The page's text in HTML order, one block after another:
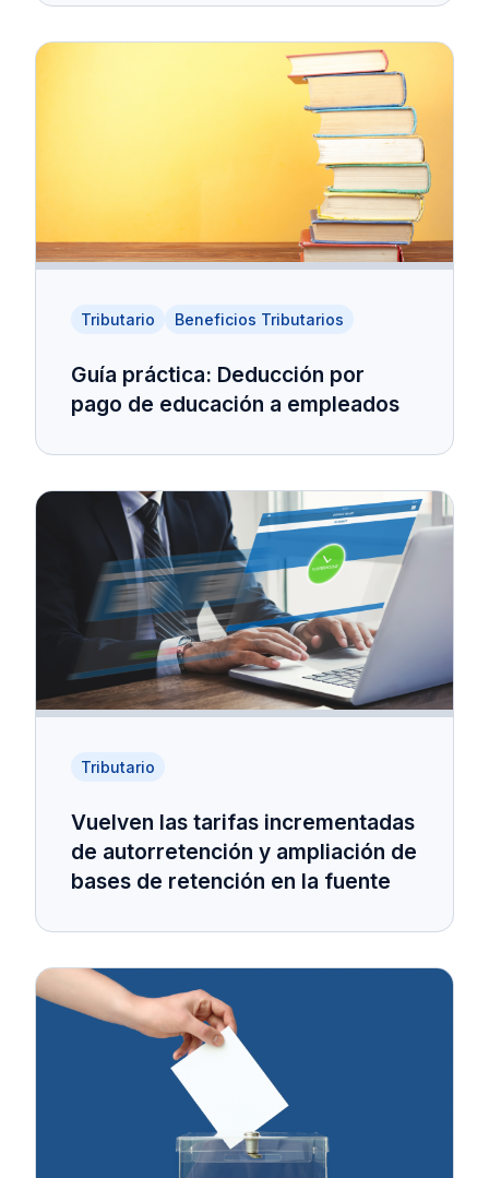
Tributario Beneficios Tributarios
Guía práctica: Deducción por
pago de educación a empleados
Tributario
Vuelven las tarifas incrementadas
de autorretención y ampliación de
bases de retención en la fuente